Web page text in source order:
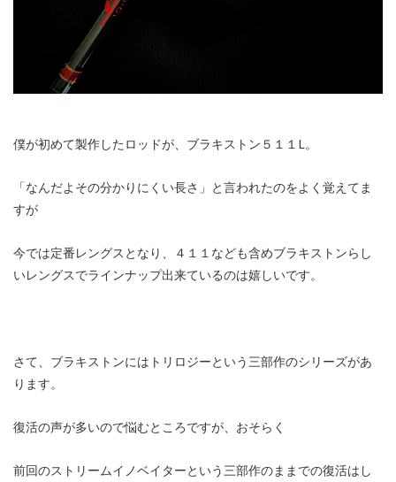
僕が初めて製作したロッドが、ブラキストン５１１L。
「なんだよその分かりにくい長さ」と言われたのをよく覚えてま
すが
今では定番レングスとなり、４１１なども含めブラキストンらし
いレングスでラインナップ出来ているのは嬉しいです。
さて、ブラキストンにはトリロジーという三部作のシリーズがあ
ります。
復活の声が多いので悩むところですが、おそらく
前回のストリームイノベイターという三部作のままでの復活はし